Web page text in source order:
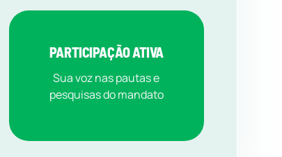
PARTICIPAÇÃO ATIVA
Sua voz nas pautas e
pesquisas do mandato